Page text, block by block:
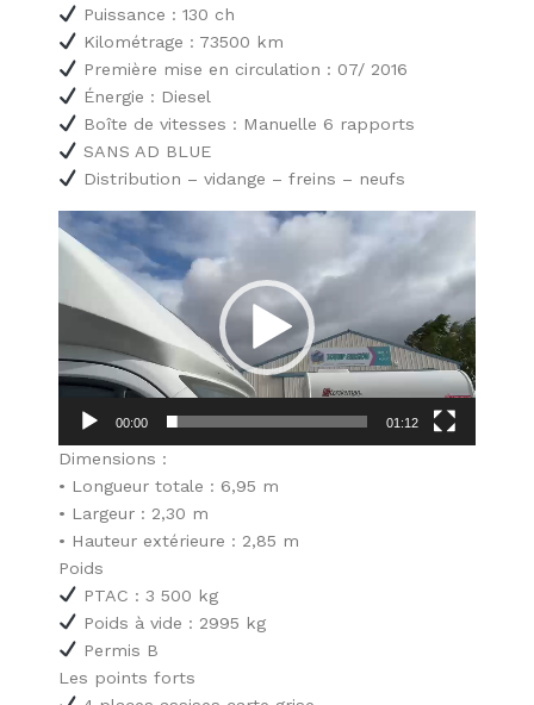
Puissance : 130 ch
Kilométrage : 73500 km
Première mise en circulation : 07/ 2016
Énergie : Diesel
Boîte de vitesses : Manuelle 6 rapports
SANS AD BLUE
Distribution – vidange – freins – neufs
Lecteur
vidéo
00:00 01:12
Dimensions :
•⁠ ⁠Longueur totale : 6,95 m
•⁠ ⁠Largeur : 2,30 m
•⁠ ⁠Hauteur extérieure : 2,85 m
Poids
PTAC : 3 500 kg
Poids à vide : 2995 kg
Permis B
Les points forts